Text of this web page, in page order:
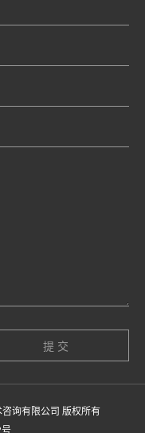
询有限公司 版权所有